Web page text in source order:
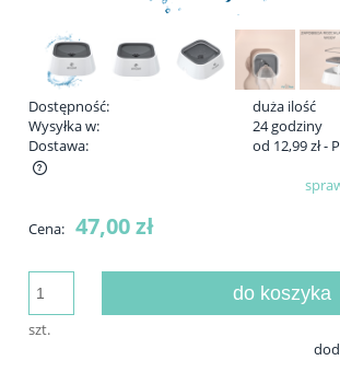
Dostępność:
duża ilość
Wysyłka w:
24 godziny
Dostawa:
od 12,99 zł-
Cena nie zawiera ewentualnych kosztów
Cena: 47,00 zł
szt.
do koszyka